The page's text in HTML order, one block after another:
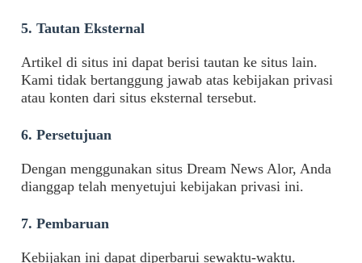
5. Tautan Eksternal
Artikel di situs ini dapat berisi tautan ke situs lain.
Kami tidak bertanggung jawab atas kebijakan privasi
atau konten dari situs eksternal tersebut.
6. Persetujuan
Dengan menggunakan situs Dream News Alor, Anda
dianggap telah menyetujui kebijakan privasi ini.
7. Pembaruan
Kebijakan ini dapat diperbarui sewaktu-waktu.